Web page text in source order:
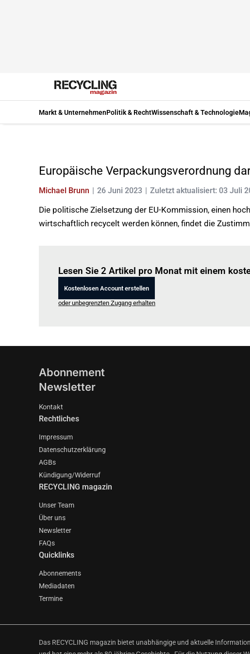
Markt & UnternehmenPolitik & RechtWissenschaft & Technologie
Europäische Verpackungsverordnung
Michael Brunn 26 Juni 2023 Zuletzt aktualisiert: 03 Juli
Die politische Zielsetzung der EU-Kommission, einen
wirtschaftlich recycelt werden können, findet die
Lesen Sie 2 Artikel pro Monat mit einem
Kostenlosen Account erstellen
oder unbegrenzten Zugang erhalten
Abonnement
Newsletter
Kontakt
Rechtliches
Impressum
Datenschutzerklärung
AGBs
Kündigung/Widerruf
RECYCLING magazin
Unser Team
Über uns
Newsletter
FAQs
Quicklinks
Abonnements
Mediadaten
Termine
Das RECYCLING magazin bietet unabhängige und aktuelle